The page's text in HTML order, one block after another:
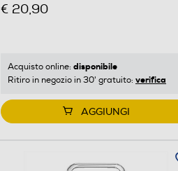
€ 20,90
Acquisto online: disponibile
Ritiro in negozio in 30' gratuito: verifica
AGGIUNGI